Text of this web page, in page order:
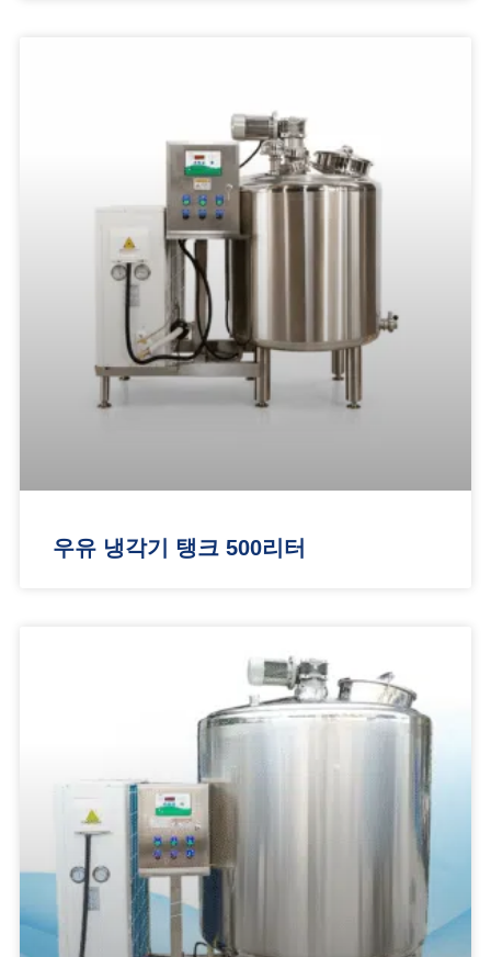
우유 냉각기 탱크 500리터